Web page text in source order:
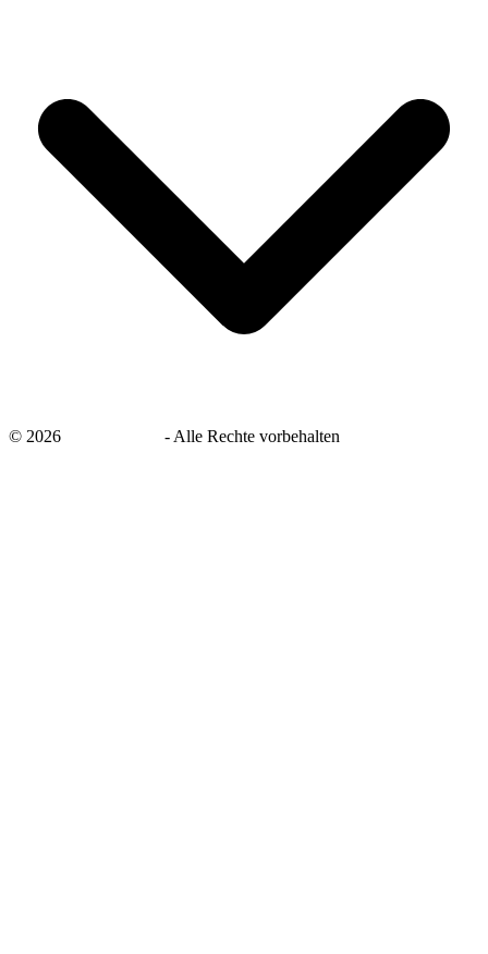
© 2026 - Alle Rechte vorbehalten